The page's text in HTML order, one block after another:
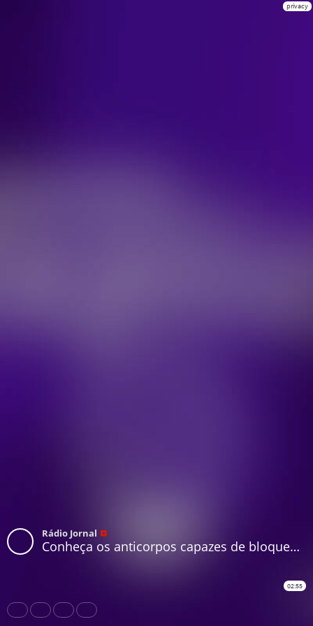
privacy
Rádio Jornal
Conheça os anticorpos capazes de bloquear o novo coronavírus
02:55
Share Like